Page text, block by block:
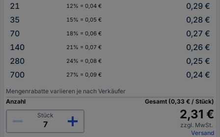
21
12% = 0,04 €
0,29 €
35
15% = 0,05 €
0,28 €
70
18% = 0,06 €
0,27 €
140
21% = 0,07 €
0,26 €
280
24% = 0,08 €
0,25 €
700
27% = 0,09 € 0,24 €
Mengenrabatte variieren je nach Verkäufer
Anzahl
Stück
Gesamt (0,33 € / Stück)
2,31 €
zzgl. MwSt.
Versand